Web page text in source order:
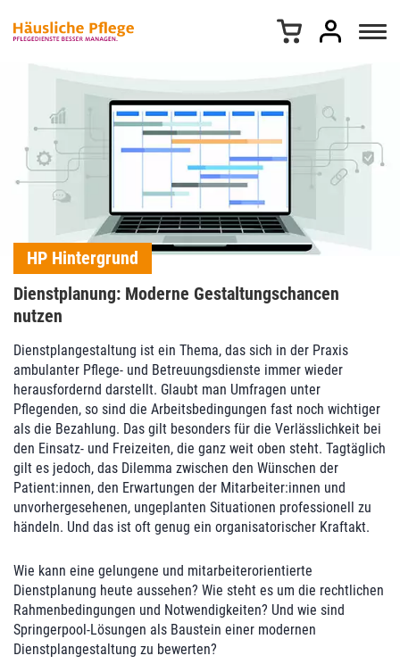
HP Hintergrund
Dienstplanung: Moderne Gestaltungschancen
nutzen
Dienstplangestaltung ist ein Thema, das sich in der Praxis
ambulanter Pflege- und Betreuungsdienste immer wieder
herausfordernd darstellt. Glaubt man Umfragen unter
Pflegenden, so sind die Arbeitsbedingungen fast noch wichtiger
als die Bezahlung. Das gilt besonders für die Verlässlichkeit bei
den Einsatz- und Freizeiten, die ganz weit oben steht. Tagtäglich
gilt es jedoch, das Dilemma zwischen den Wünschen der
Patient:innen, den Erwartungen der Mitarbeiter:innen und
unvorhergesehenen, ungeplanten Situationen professionell zu
händeln. Und das ist oft genug ein organisatorischer Kraftakt.
Wie kann eine gelungene und mitarbeiterorientierte
Dienstplanung heute aussehen? Wie steht es um die rechtlichen
Rahmenbedingungen und Notwendigkeiten? Und wie sind
Springerpool-Lösungen als Baustein einer modernen
Dienstplangestaltung zu bewerten?